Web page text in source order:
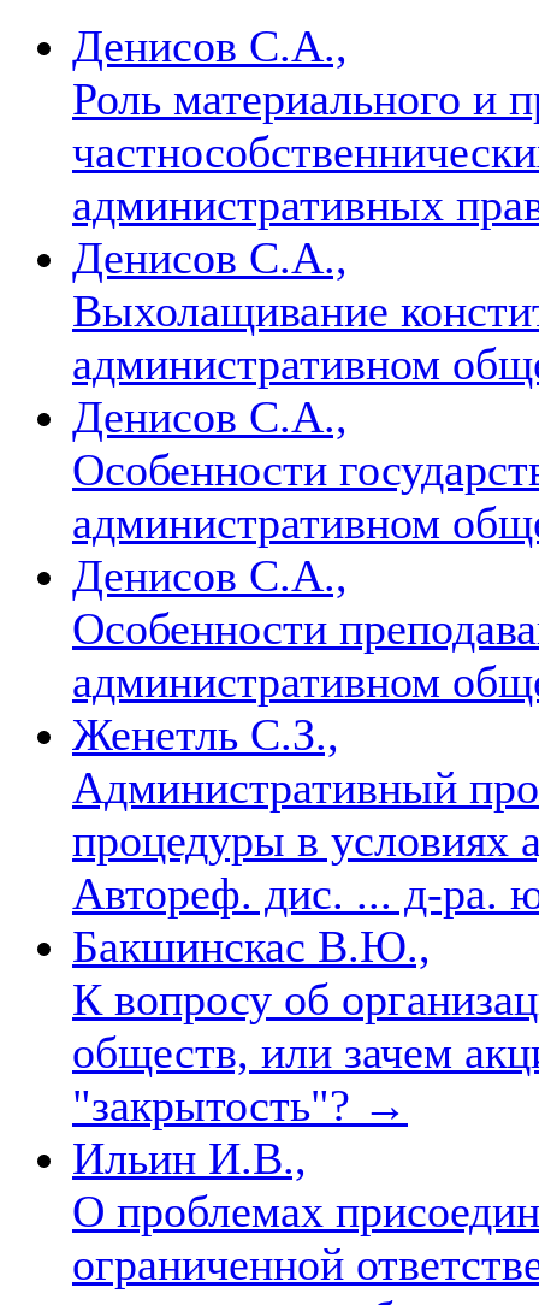
Денисов С.А.,
Роль материального и
административных
Денисов С.А.,
Выхолащивание
административном
Денисов С.А.,
Особенности
административном
Денисов С.А.,
Особенности
административном
Женетль С.З.,
Административный
процедуры в условиях
Автореф. дис. ... д-ра.
Бакшинскас В.Ю.,
К вопросу об
обществ, или зачем
"закрытость"? →
Ильин И.В.,
О проблемах
ограниченной